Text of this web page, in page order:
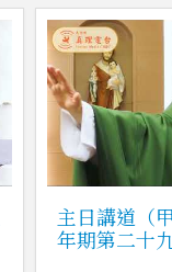
主日講道（
年期第二十